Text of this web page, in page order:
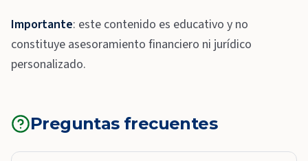
Importante: este contenido es educativo y no
constituye asesoramiento financiero ni jurídico
personalizado.
Preguntas frecuentes